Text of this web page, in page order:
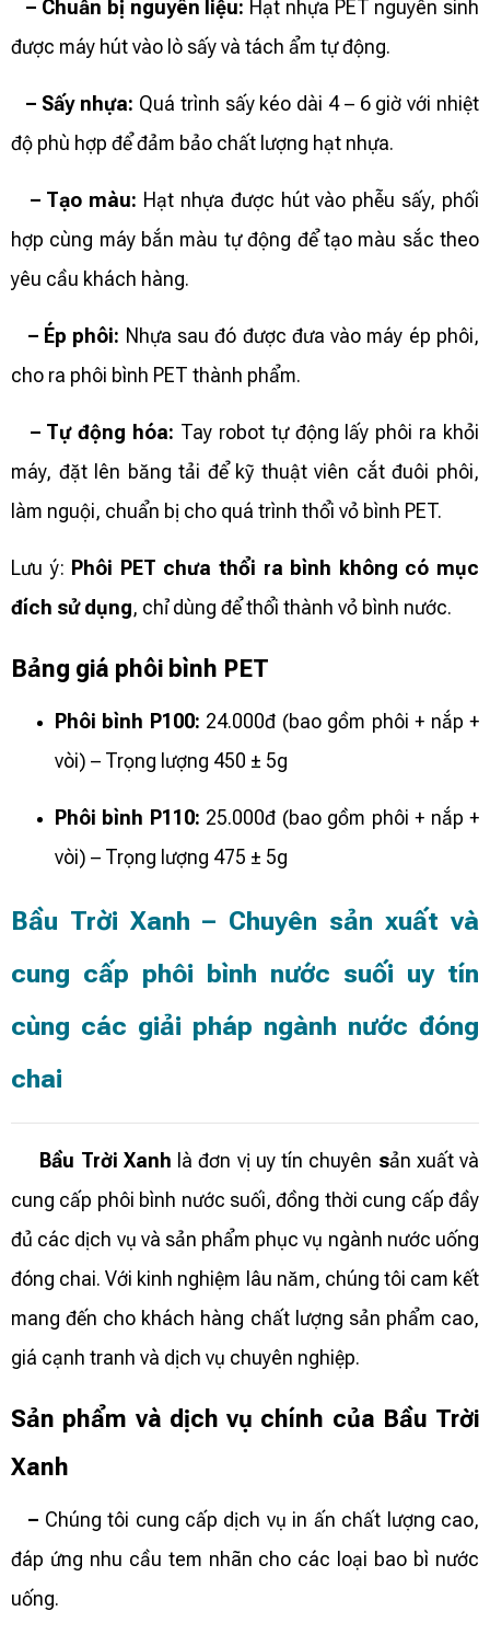
– Chuẩn bị nguyên liệu: Hạt nhựa PET nguyên sinh
được máy hút vào lò sấy và tách ẩm tự động.
– Sấy nhựa: Quá trình sấy kéo dài 4 – 6 giờ với nhiệt
độ phù hợp để đảm bảo chất lượng hạt nhựa.
– Tạo màu: Hạt nhựa được hút vào phễu sấy, phối
hợp cùng máy bắn màu tự động để tạo màu sắc theo
yêu cầu khách hàng.
– Ép phôi: Nhựa sau đó được đưa vào máy ép phôi,
cho ra phôi bình PET thành phẩm.
– Tự động hóa: Tay robot tự động lấy phôi ra khỏi
máy, đặt lên băng tải để kỹ thuật viên cắt đuôi phôi,
làm nguội, chuẩn bị cho quá trình thổi vỏ bình PET.
Lưu ý: Phôi PET chưa thổi ra bình không có mục
đích sử dụng, chỉ dùng để thổi thành vỏ bình nước.
Bảng giá phôi bình PET
Phôi bình P100: 24.000đ (bao gồm phôi + nắp +
vòi) – Trọng lượng 450 ± 5g
Phôi bình P110: 25.000đ (bao gồm phôi + nắp +
vòi) – Trọng lượng 475 ± 5g
Bầu Trời Xanh – Chuyên sản xuất và
cung cấp phôi bình nước suối uy tín
cùng các giải pháp ngành nước đóng
chai
Bầu Trời Xanh là đơn vị uy tín chuyên sản xuất và
cung cấp phôi bình nước suối, đồng thời cung cấp đầy
đủ các dịch vụ và sản phẩm phục vụ ngành nước uống
đóng chai. Với kinh nghiệm lâu năm, chúng tôi cam kết
mang đến cho khách hàng chất lượng sản phẩm cao,
giá cạnh tranh và dịch vụ chuyên nghiệp.
Sản phẩm và dịch vụ chính của Bầu Trời
Xanh
– Chúng tôi cung cấp dịch vụ in ấn chất lượng cao,
đáp ứng nhu cầu tem nhãn cho các loại bao bì nước
uống.